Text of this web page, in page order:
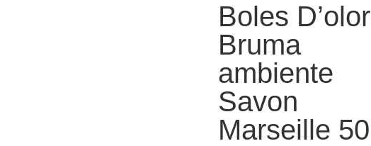
Boles D’olor
Bruma
ambiente
Savon
Marseille